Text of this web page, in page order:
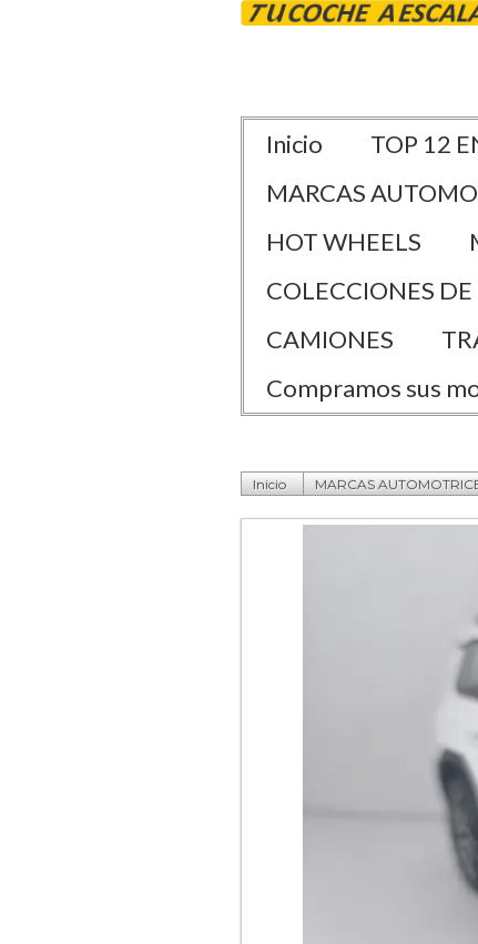
Inicio TOP 12
MARCAS
HOT WHEELS
COLECCIONES
CAMIONES
Compramos sus
Inicio MARCAS